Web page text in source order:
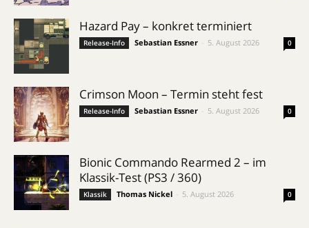
Hazard Pay – konkret terminiert
Release-Info Sebastian Essner 5. August 2026 0
Crimson Moon – Termin steht fest
Release-Info Sebastian Essner 5. August 2026 0
Bionic Commando Rearmed 2 – im
Klassik-Test (PS3 / 360)
Klassik Thomas Nickel 5. August 2026 0